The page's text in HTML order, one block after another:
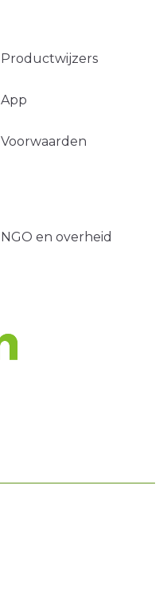
Productwijzers
App
Voorwaarden
NGO en overheid